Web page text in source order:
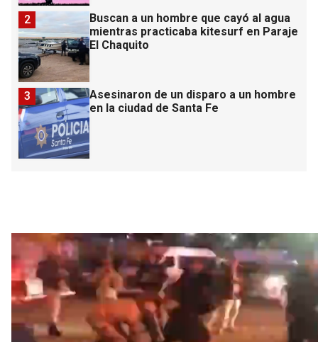
Buscan a un hombre que cayó al agua
mientras practicaba kitesurf en Paraje
El Chaquito
2
Asesinaron de un disparo a un hombre
en la ciudad de Santa Fe
3